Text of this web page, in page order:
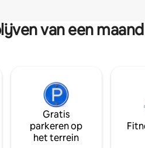
van een maand
Gratis
parkeren op
het terrein